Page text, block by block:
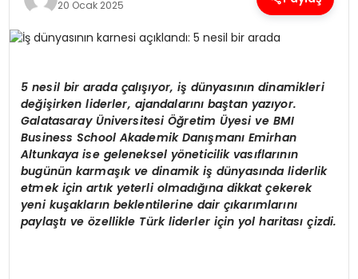
SAĞLIK
TEKNOLOJI
YAŞAM
20 Ocak 2025
5 nesil bir arada çalışıyor, iş dünyasının dinamikleri
değişirken liderler, ajandalarını baştan yazıyor.
Galatasaray Üniversitesi Öğretim Üyesi ve BMI
Business School Akademik Danışmanı Emirhan
Altunkaya ise geleneksel yöneticilik vasıflarının
bugünün karmaşık ve dinamik iş dünyasında liderlik
etmek için artık yeterli olmadığına dikkat çekerek
yeni kuşakların beklentilerine dair çıkarımlarını
paylaştıveözellikle Türk liderler için yol haritası çizdi.